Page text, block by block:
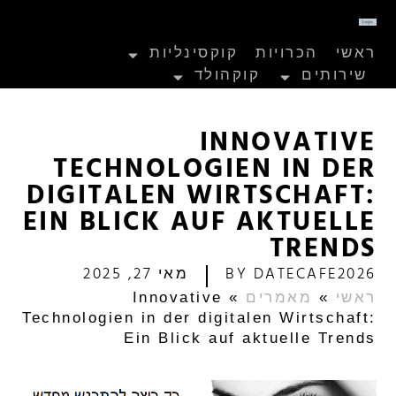
ראשי הכרויות קוקסינליות
שירותים קוקהולד
INNOVATIVE
TECHNOLOGIEN IN DER
DIGITALEN WIRTSCHAFT:
EIN BLICK AUF AKTUELLE
TRENDS
BY DATECAFE2026 מאי 27, 2025
ראשי » מאמרים »
Innovative
Technologien in der digitalen Wirtschaft:
Ein Blick auf aktuelle Trends